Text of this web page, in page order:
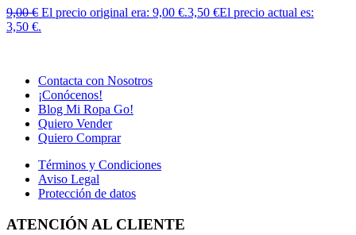
9,00€ El precio original era: 9,00 €.3,50 €El precio actual es:
3,50 €.
Contacta con Nosotros
¡Conócenos!
Blog Mi Ropa Go!
Quiero Vender
Quiero Comprar
Términos y Condiciones
Aviso Legal
Protección de datos
ATENCIÓN AL CLIENTE